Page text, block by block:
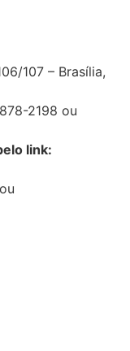
107 – Brasília,
2198 ou
link:
ou